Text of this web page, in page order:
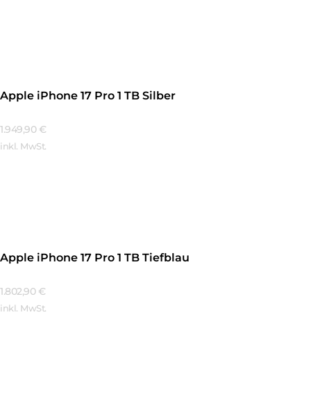
Apple iPhone 17 Pro 1 TB Silber
1.949,90 €
inkl. MwSt.
Apple iPhone 17 Pro 1 TB Tiefblau
1.802,90 €
inkl. MwSt.